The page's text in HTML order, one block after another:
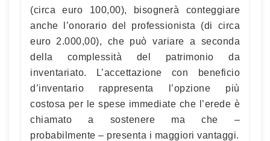
(circa euro 100,00), bisognerà conteggiare
anche l’onorario del professionista (di circa
euro 2.000,00), che può variare a seconda
della complessità del patrimonio da
inventariato. L’accettazione con beneficio
d’inventario rappresenta l’opzione più
costosa per le spese immediate che l’erede è
chiamato a sostenere ma che –
probabilmente – presenta i maggiori vantaggi.